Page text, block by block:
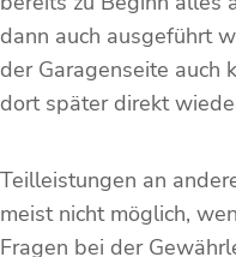
dann auch ausgeführt
der Garagenseite auch
dort später direkt
Teilleistungen an
meist nicht möglich,
Fragen bei der